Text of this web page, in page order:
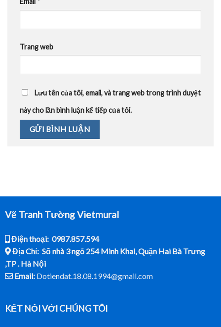
Trang web
Lưu tên của tôi, email, và trang web trong trình duyệt
này cho lần bình luận kế tiếp của tôi.
Vẽ Tranh Tường Vietmural
Điện thoại: 0987.857.594
Địa Chỉ: Số nhà 3 ngõ 254 Minh Khai, Quận Hai Bà Trưng
,TP . Hà Nội
Email:Dotiendat.18.08.1994@gmail.com
KẾT NỐI VỚI CHÚNG TÔI